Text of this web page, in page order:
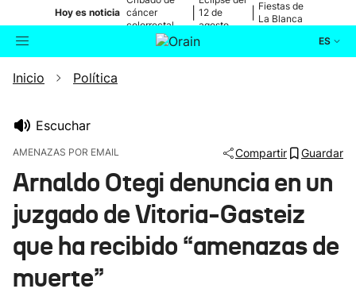
Hoy es noticia cáncer
colorrectal
12 de
agosto
Fiestas de
La Blanca
ES
Buscador
Ikusmiran
Eguraldia
Inicio Política
Escuchar
AMENAZAS POR EMAIL Compartir Guardar
Arnaldo Otegi denuncia en un
juzgado de Vitoria-Gasteiz
que ha recibido “amenazas de
muerte”